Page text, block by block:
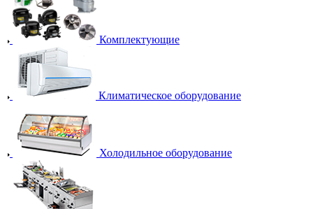
Комплектующие
Климатическое оборудование
Холодильное оборудование